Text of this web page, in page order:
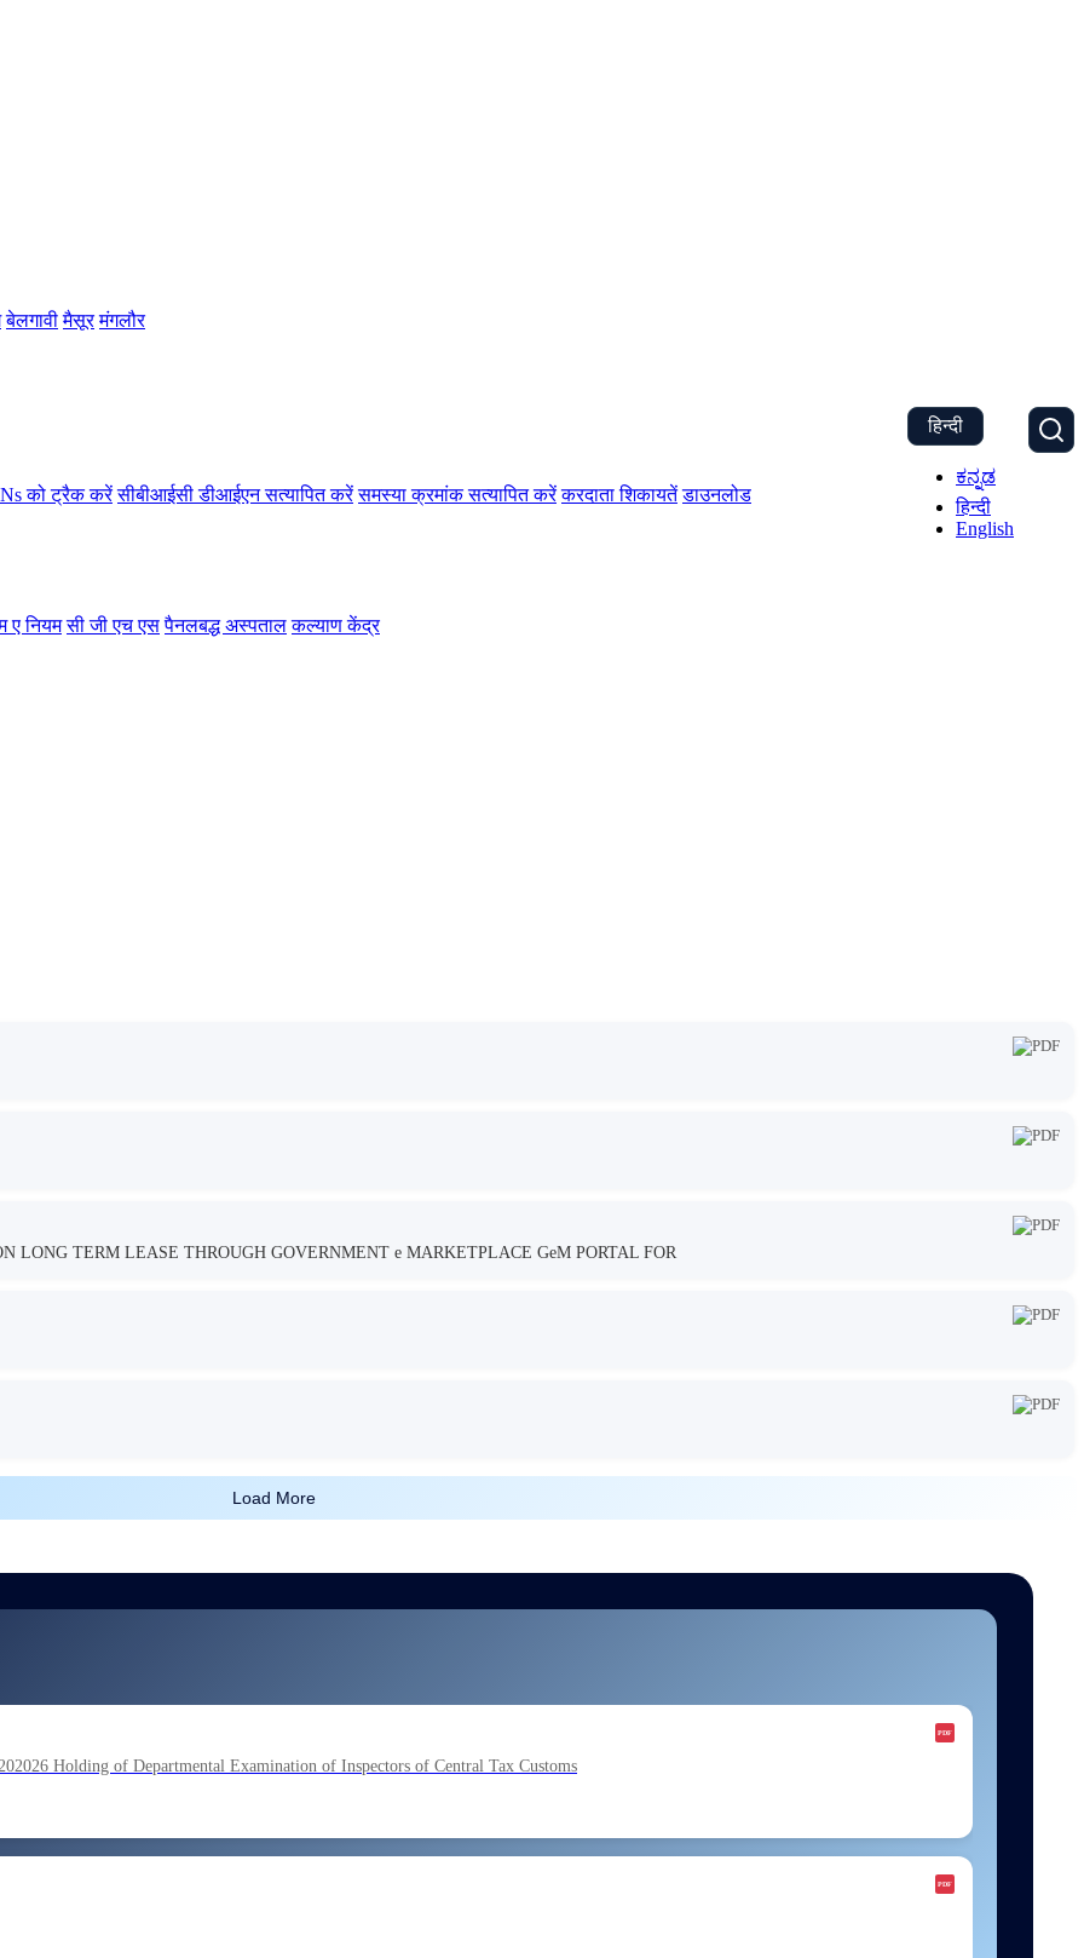
बेलगावी मैसूर मंगलौर
को ट्रैक करें सीबीआईसी डीआईएन सत्यापित करें समस्या क्रमांक सत्यापित करें करदाता शिकायतें डाउनलोड
ए नियम सी जी एच एस पैनलबद्ध अस्पताल कल्याण केंद्र
हिन्दी
ಕನ್ನಡ
हिन्दी
English
LONG TERM LEASE THROUGH GOVERNMENT e MARKETPLACE GeM PORTAL FOR
Load More
Holding of Departmental Examination of Inspectors of Central Tax Customs